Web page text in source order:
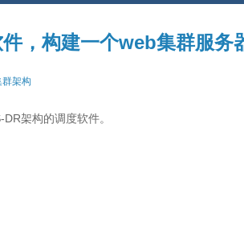
，构建一个web集群服务
群架构
架构的调度软件。